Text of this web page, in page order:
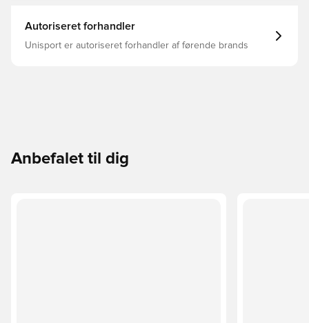
Autoriseret forhandler
Unisport er autoriseret forhandler af førende brands
Anbefalet til dig